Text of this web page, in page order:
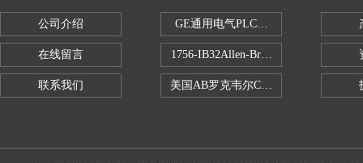
公司介绍
在线留言
联系我们
GE通用电气PLC控制器
1756-IB32Allen-Bradley1756IB32数字
美国AB罗克韦尔CPU处理器